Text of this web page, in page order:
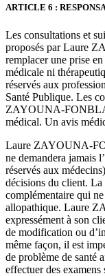
ARTICLE 6 :
Les consultations et
proposés par Laure
remplacer une prise
médicale ni
réservés aux
Santé Publique. Les
ZAYOUNA-
médical. Un avis
Laure ZAYOUNA-
ne demandera jamais
réservés aux
décisions du client. La
complémentaire qui
allopathique. Laure
expressément à son
de modification ou
même façon, il est
de problème de santé
effectuer des examens